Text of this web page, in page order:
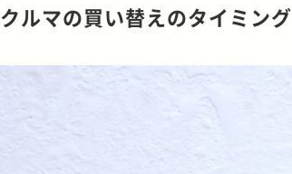
クルマの買い替えのタイミング